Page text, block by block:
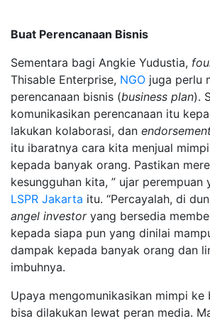
Buat Perencanaan Bisnis
Sementara bagi Angkie Yudustia,
Thisable Enterprise, NGO juga perlu
perencanaan bisnis (business plan).
komunikasikan perencanaan itu
lakukan kolaborasi, dan
itu ibaratnya cara kita menjual
kepada banyak orang. Pastikan
kesungguhan kita, ” ujar perempuan
LSPR Jakarta itu. “Percayalah, di
angel investoryang bersedia
kepada siapa pun yang dinilai
dampak kepada banyak orang dan
imbuhnya.
Upaya mengomunikasikan mimpi ke
bisa dilakukan lewat peran media.